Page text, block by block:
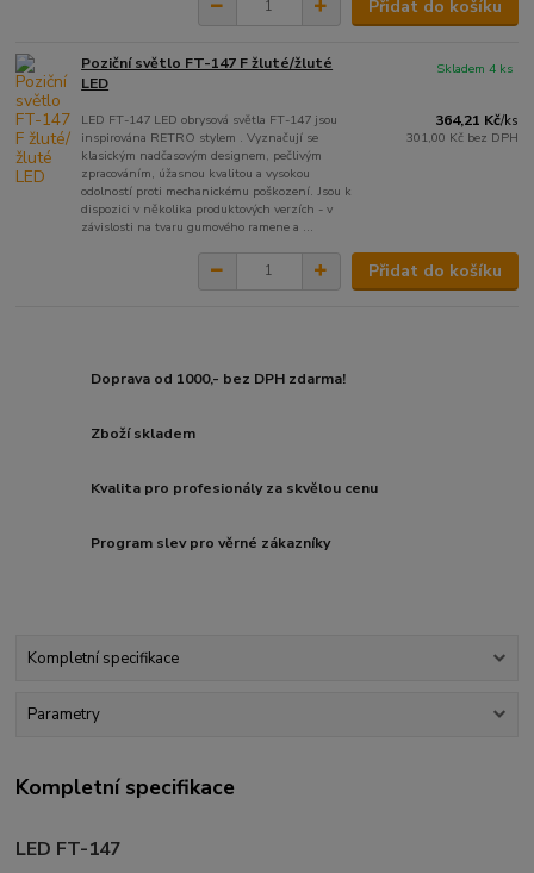
Přidat do košíku
Poziční světlo FT-147 F žluté/žluté
LED
LED FT-147 LED obrysová světla FT-147 jsou
inspirována RETRO stylem . Vyznačují se
klasickým nadčasovým designem, pečlivým
zpracováním, úžasnou kvalitou a vysokou
odolností proti mechanickému poškození. Jsou k
dispozici v několika produktových verzích - v
závislosti na tvaru gumového ramene a ...
364,21 Kč/ks
301,00 Kč bez DPH
Skladem 4 ks
Přidat do košíku
Doprava od 1000,- bez DPH zdarma!
Zboží skladem
Kvalita pro profesionály za skvělou cenu
Program slev pro věrné zákazníky
Kompletní specifikace
Parametry
Kompletní specifikace
LED FT-147